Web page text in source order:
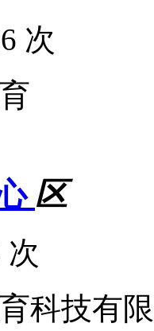
次
区
次
科技有